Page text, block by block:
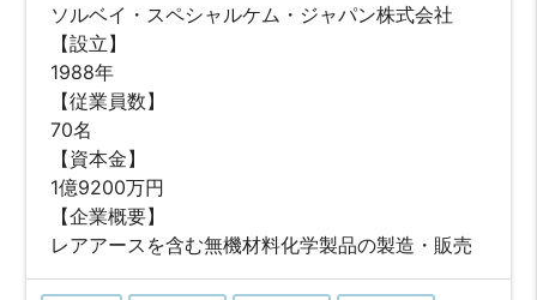
ソルベイ・スペシャルケム・ジャパン株式会社
【設立】
1988年
【従業員数】
70名
【資本金】
1億9200万円
【企業概要】
レアアースを含む無機材料化学製品の製造・販売